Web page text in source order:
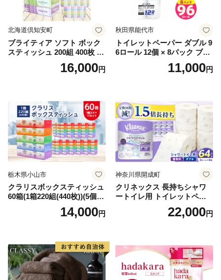
北海道倶知安町
ブライティア ソフト ボック
スティッシュ 200組 400枚 60
箱 日本製 まとめ買い ティッ
シュ リサイクル 長持 防災 常
倶知安町 日用品
16,000円
秋田県能代市
トイレットペーパー ダブル 9
6ロール 12個 × 8パック ブラ
ンカ 再生紙 100％ 芯あり 日
用品 消耗品 無香料 生活用品
11,000円
栃木県小山市
クラリスボックスティッシュ
60箱(1箱220組(440枚))(5個入
り×12セット)【1256759】
14,000円
神奈川県開成町
クリネックス 長持ちシャワ
ートイレ用 トイレットペー
パー（ダブル）64ロール(8ロ
ール×8パック) 開成町 トイレ
蓄 防災 エコ 消耗品 生活雑貨
生活用品 無香料 トイレット
ペーパー ダブル といれっと
ぺーぱー トイレ クレシア ト
22,000円